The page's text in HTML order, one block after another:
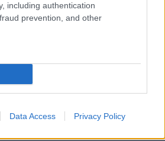
including authentication
prevention, and other
Data Access Privacy Policy
Κονταξάκη